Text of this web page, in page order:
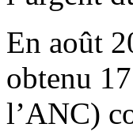
En août
obtenu
l’ANC)